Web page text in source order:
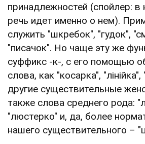
принадлежностей (спойлер: в
речь идет именно о нем).
служить "шкребок", "гудок",
"писачок". Но чаще эту же
суффикс -к-, с его помощью
слова, как "косарка", "лінійка",
другие существительные
также слова среднего рода:
"люстерко" и, да, более
нашего существительного –